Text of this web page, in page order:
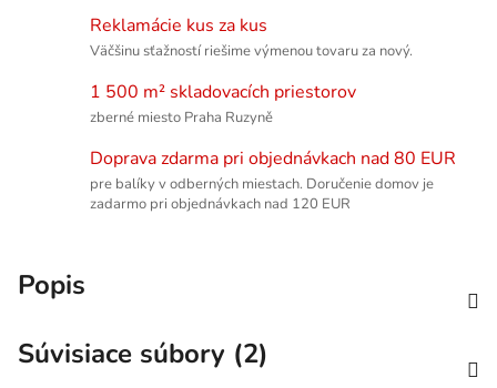
Reklamácie kus za kus
Väčšinu sťažností riešime výmenou tovaru za nový.
1 500 m² skladovacích priestorov
zberné miesto Praha Ruzyně
Doprava zdarma pri objednávkach nad 80 EUR
pre balíky v odberných miestach. Doručenie domov je
zadarmo pri objednávkach nad 120 EUR
Popis
Súvisiace súbory (2)